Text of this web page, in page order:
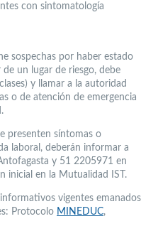
con sintomatología
sospechas por haber estado
un lugar de riesgo, debe
y llamar a la autoridad
o de atención de emergencia
presenten síntomas o
laboral, deberán informar a
y 51 2205971 en
inicial en la Mutualidad IST.
vigentes emanados
Protocolo MINEDUC,